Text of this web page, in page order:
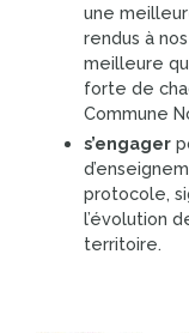
une
rendus à
meilleure
forte de
Commune
s’engager
protocole,
l’évolution
territoire.